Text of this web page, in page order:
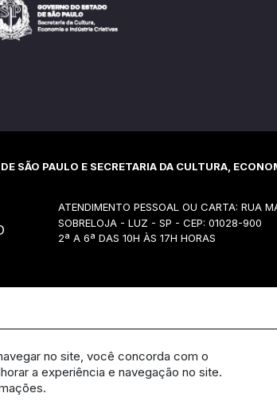
SÃO PAULO E SECRETARIA DA CULTURA,
ATENDIMENTO PESSOAL OU CARTA: RUA
SOBRELOJA - LUZ - SP - CEP: 01028-900
2ª A 6ª DAS 10H ÀS 17H HORAS
no site, você concorda com o
a experiência e navegação no site.